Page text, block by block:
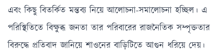
এবং কিছু বিতর্কিত মন্তব্য নিয়ে আলোচনা-সমালোচনা হচ্ছিল। এ
পরিস্থিতিতে বিক্ষুব্ধ জনতা তার পরিবারের রাজনৈতিক সম্পৃক্ততার
বিরুদ্ধে প্রতিবাদ জানিয়ে শাওনের বাড়িটিতে আগুন ধরিয়ে দেয়।